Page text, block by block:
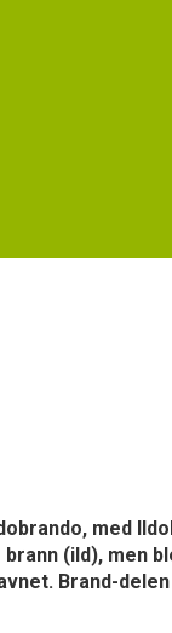
med
(ild), men
Brand-